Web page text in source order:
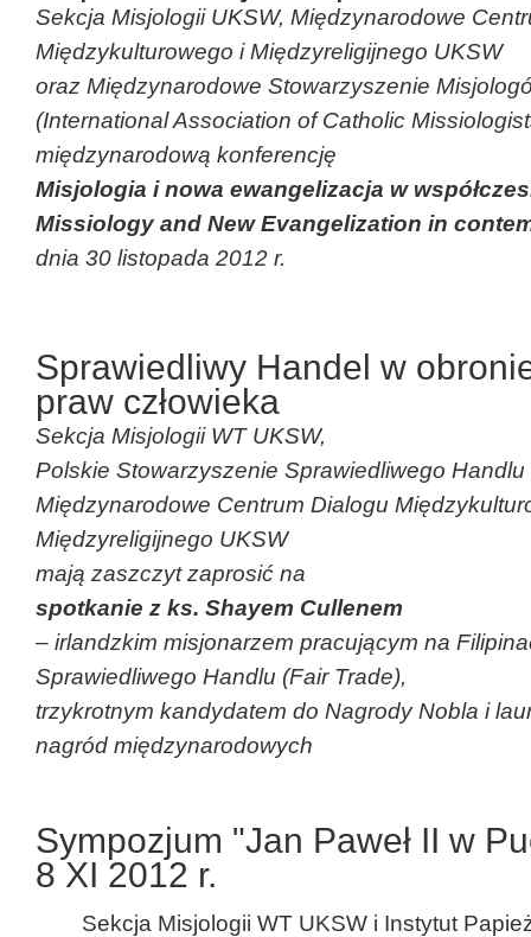
Sekcja Misjologii UKSW, Międzynarodowe
Międzykulturowego i Międzyreligijnego UKSW
oraz Międzynarodowe Stowarzyszenie
(International Association of Catholic
międzynarodową konferencję
Misjologia i nowa ewangelizacja w
Missiology and New Evangelization in
dnia 30 listopada 2012 r.
Sprawiedliwy Handel w
praw człowieka
Sekcja Misjologii WT UKSW,
Polskie Stowarzyszenie Sprawiedliwego Handlu
Międzynarodowe Centrum Dialogu
Międzyreligijnego UKSW
mają zaszczyt zaprosić na
spotkanie z ks. Shayem Cullenem
– irlandzkim misjonarzem pracującym na
Sprawiedliwego Handlu (Fair Trade),
trzykrotnym kandydatem do Nagrody Nobla i
nagród międzynarodowych
Sympozjum "Jan Paweł II w
8 XI 2012 r.
Sekcja Misjologii WT UKSW i Instytut